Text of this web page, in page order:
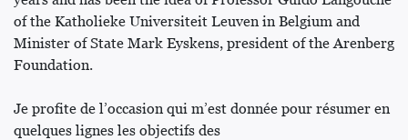
of the Katholieke Universiteit Leuven in Belgium and
Minister of State Mark Eyskens, president of the Arenberg
Foundation.
Je profite de l’occasion qui m’est donnée pour résumer en
quelques lignes les objectifs des